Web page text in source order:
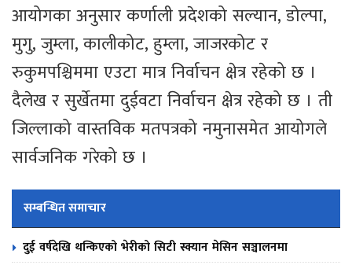
आयोगका अनुसार कर्णाली प्रदेशको सल्यान, डोल्पा,
मुगु, जुम्ला, कालीकोट, हुम्ला, जाजरकोट र
रुकुमपश्चिममा एउटा मात्र निर्वाचन क्षेत्र रहेको छ ।
दैलेख र सुर्खेतमा दुईवटा निर्वाचन क्षेत्र रहेको छ । ती
जिल्लाको वास्तविक मतपत्रको नमुनासमेत आयोगले
सार्वजनिक गरेको छ ।
सम्बन्धित समाचार
दुई वर्षदेखि थन्किएको भेरीको सिटी स्क्यान मेसिन सञ्चालनमा